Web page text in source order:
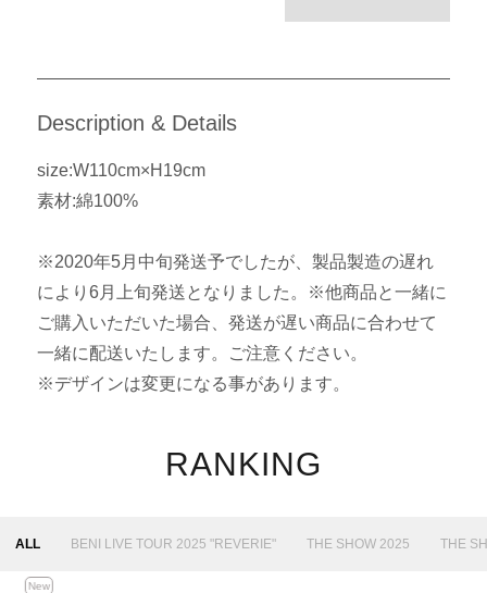
Description & Details
size:W110cm×H19cm
素材:綿100%
※2020年5月中旬発送予でしたが、製品製造の遅れ
により6月上旬発送となりました。※他商品と一緒に
ご購入いただいた場合、発送が遅い商品に合わせて
一緒に配送いたします。ご注意ください。
※デザインは変更になる事があります。
RANKING
ALL BENI LIVE TOUR 2025 "REVERIE" THE SHOW 2025 THE
New